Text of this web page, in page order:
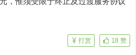
18 赞
打赏